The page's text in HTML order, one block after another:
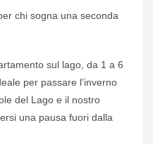
chi sogna una seconda
sul lago, da 1 a 6
per passare l’inverno
del Lago e il nostro
una pausa fuori dalla